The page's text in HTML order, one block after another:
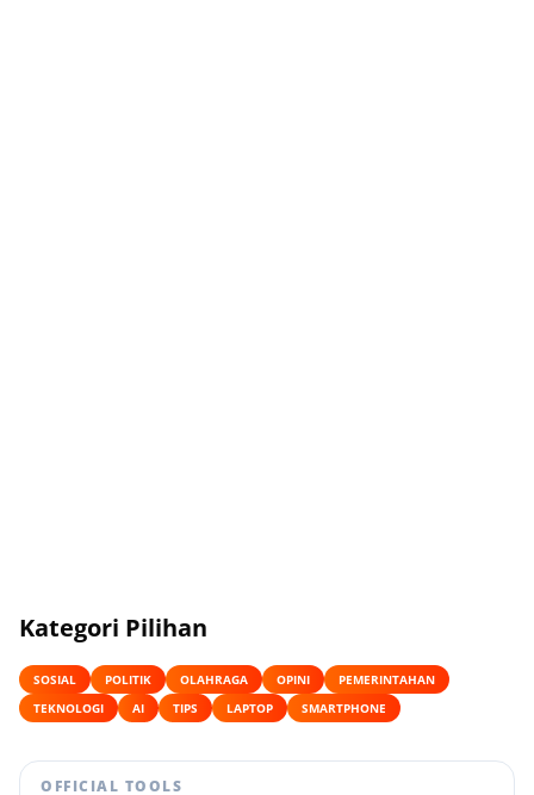
Kategori Pilihan
SOSIAL POLITIK OLAHRAGA OPINI
PEMERINTAHAN
TEKNOLOGI
AI TIPS LAPTOP SMARTPHONE
OFFICIAL TOOLS